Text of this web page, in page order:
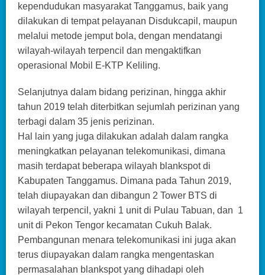
kependudukan masyarakat Tanggamus, baik yang
dilakukan di tempat pelayanan Disdukcapil, maupun
melalui metode jemput bola, dengan mendatangi
wilayah-wilayah terpencil dan mengaktifkan
operasional Mobil E-KTP Keliling.
Selanjutnya dalam bidang perizinan, hingga akhir
tahun 2019 telah diterbitkan sejumlah perizinan yang
terbagi dalam 35 jenis perizinan.
Hal lain yang juga dilakukan adalah dalam rangka
meningkatkan pelayanan telekomunikasi, dimana
masih terdapat beberapa wilayah blankspot di
Kabupaten Tanggamus. Dimana pada Tahun 2019,
telah diupayakan dan dibangun 2 Tower BTS di
wilayah terpencil, yakni 1 unit di Pulau Tabuan, dan 1
unit di Pekon Tengor kecamatan Cukuh Balak.
Pembangunan menara telekomunikasi ini juga akan
terus diupayakan dalam rangka mengentaskan
permasalahan blankspot yang dihadapi oleh